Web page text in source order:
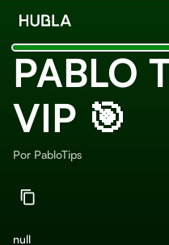
PABLO
VIP 🎯
Por PabloTips
null